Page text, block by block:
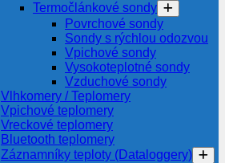
Termočlánkové sondy
Povrchové sondy
Sondy s rýchlou odozvou
Vpichové sondy
Vysokoteplotné sondy
Vzduchové sondy
Vlhkomery / Teplomery
Vpichové teplomery
Vreckové teplomery
Bluetooth teplomery
Záznamníky teploty (Dataloggery)